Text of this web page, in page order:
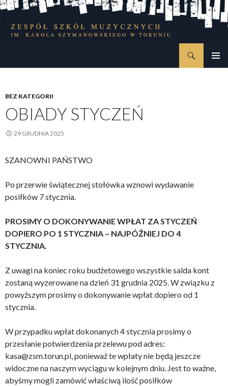
BEZ KATEGORII
OBIADY STYCZEŃ
29 GRUDNIA 2025
SZANOWNI PAŃSTWO
Po przerwie świątecznej stołówka wznowi wydawanie
posiłków 7 stycznia.
PROSIMY O DOKONYWANIE WPŁAT ZA STYCZEŃ
DOPIERO PO 1 STYCZNIA – NAJPÓŹNIEJ DO 4
STYCZNIA.
Z uwagi na koniec roku budżetowego wszystkie salda kont
zostaną wyzerowane na dzień 31 grudnia 2025. W związku z
powyższym prosimy o dokonywanie wpłat dopiero od 1
stycznia.
W przypadku wpłat dokonanych 4 stycznia prosimy o
przesłanie potwierdzenia przelewu pod adres:
kasa@zsm.torun.pl, ponieważ te wpłaty nie będą jeszcze
widoczne na naszym wyciągu w kolejnym dniu. Jest to ważne,
abyśmy mogli zamówić właściwą ilość posiłków